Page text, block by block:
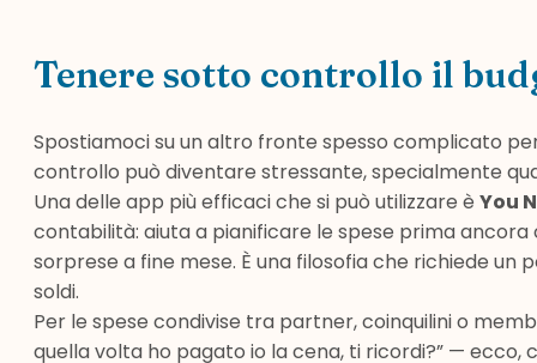
Tenere sotto controllo il
Spostiamoci su un altro fronte spesso complicato
controllo può diventare stressante, specialmente
Una delle app più efficaci che si può utilizzare è You
contabilità: aiuta a pianificare le spese prima ancora
sorprese a fine mese. È una filosofia che richiede
soldi.
Per le spese condivise tra partner, coinquilini o
quella volta ho pagato io la cena, ti ricordi?” — ecco,